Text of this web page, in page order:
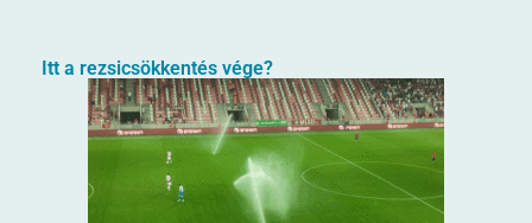
Itt a rezsicsökkentés vége?